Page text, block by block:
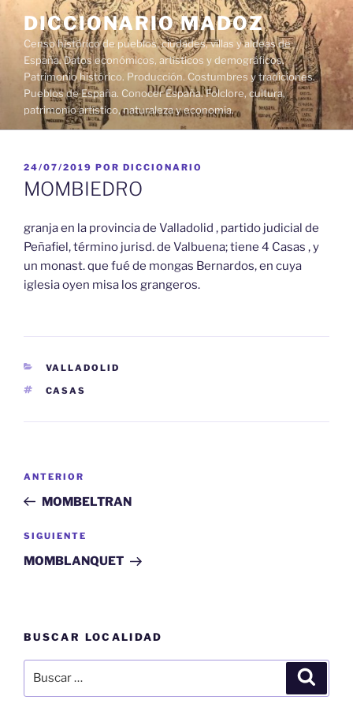
contenido
DICCIONARIO MADOZ
Censo histórico de pueblos, ciudades, villas y aldeas de
España. Datos económicos, artísticos y demográficos.
Patrimonio histórico. Producción. Costumbres y tradiciones.
Pueblos de España. Conocer España. Folclore, cultura,
patrimonio artístico, naturaleza y economía.
PUBLICADO
EL
24/07/2019 POR DICCIONARIO
MOMBIEDRO
granja en la provincia de Valladolid , partido judicial de
Peñafiel, término jurisd. de Valbuena; tiene 4 Casas , y
un monast. que fué de mongas Bernardos, en cuya
iglesia oyen misa los grangeros.
CATEGORÍAS
VALLADOLID
ETIQUETAS
CASAS
entradas
Entrada
anterior:
ANTERIOR
MOMBELTRAN
Siguiente
entrada
SIGUIENTE
MOMBLANQUET
BUSCAR LOCALIDAD
por: